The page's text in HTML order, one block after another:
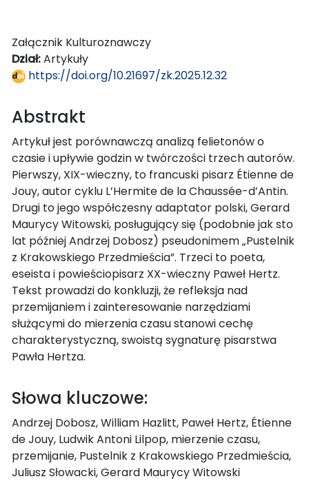
Załącznik Kulturoznawczy
Dział:Artykuły
https://doi.org/10.21697/zk.2025.12.32
Abstrakt
Artykuł jest porównawczą analizą felietonów o
czasie i upływie godzin w twórczości trzech autorów.
Pierwszy, XIX-wieczny, to francuski pisarz Étienne de
Jouy, autor cyklu L’Hermite de la Chaussée-d’Antin.
Drugi to jego współczesny adaptator polski, Gerard
Maurycy Witowski, posługujący się (podobnie jak sto
lat później Andrzej Dobosz) pseudonimem „Pustelnik
z Krakowskiego Przedmieścia”. Trzeci to poeta,
eseista i powieściopisarz XX-wieczny Paweł Hertz.
Tekst prowadzi do konkluzji, że refleksja nad
przemijaniem i zainteresowanie narzędziami
służącymi do mierzenia czasu stanowi cechę
charakterystyczną, swoistą sygnaturę pisarstwa
Pawła Hertza.
Słowa kluczowe:
Andrzej Dobosz, William Hazlitt, Paweł Hertz, Étienne
de Jouy, Ludwik Antoni Lilpop, mierzenie czasu,
przemijanie, Pustelnik z Krakowskiego Przedmieścia,
Juliusz Słowacki, Gerard Maurycy Witowski